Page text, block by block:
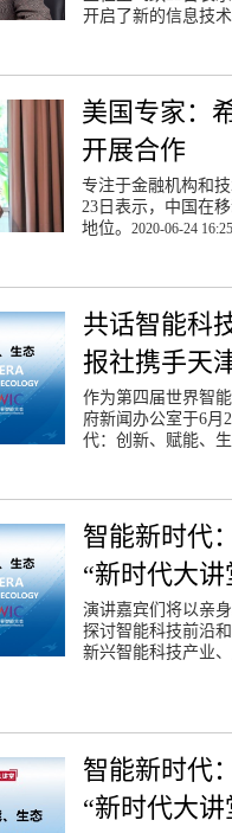
开启了新的信息技
美国专家：
开展合作
专注于金融机构和
23日表示，中国在
地位。2020-06-24 16:25
共话智能科
报社携手天
作为第四届世界智
府新闻办公室于6月
代：创新、赋能、生
智能新时代
“新时代大讲
演讲嘉宾们将以亲
探讨智能科技前沿
新兴智能科技产业
智能新时代
“新时代大